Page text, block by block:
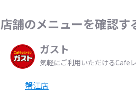
店舗のメニューを確認す
ガスト
気軽にご利用いただけるCafe
蟹江店